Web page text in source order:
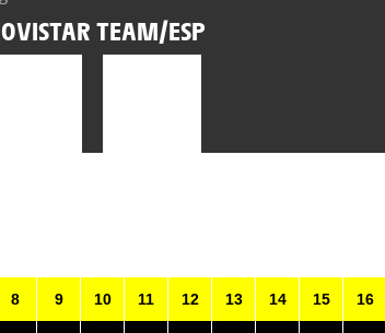
TEAM/ESP
8 9 10 11 12 13 14 15 16